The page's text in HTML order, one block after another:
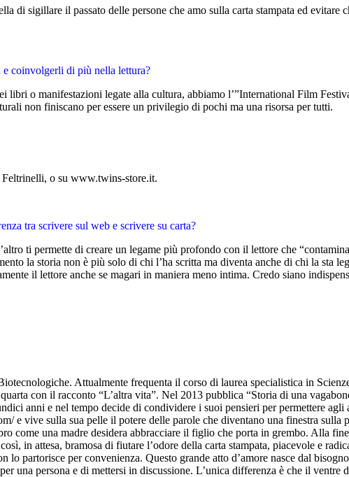
di sigillare il passato delle persone che amo sulla carta stampata ed evitare
e coinvolgerli di più nella lettura?
o manifestazioni legate alla cultura, abbiamo l’”International Film
non finiscano per essere un privilegio di pochi ma una risorsa per tutti.
o su www.twins-store.it.
tra scrivere sul web e scrivere su carta?
ti permette di creare un legame più profondo con il lettore che
la storia non è più solo di chi l’ha scritta ma diventa anche di chi la sta
il lettore anche se magari in maniera meno intima. Credo siano
Attualmente frequenta il corso di laurea specialistica in
con il racconto “L’altra vita”. Nel 2013 pubblica “Storia di una
anni e nel tempo decide di condividere i suoi pensieri per permettere agli
e vive sulla sua pelle il potere delle parole che diventano una finestra
come una madre desidera abbracciare il figlio che porta in grembo. Alla
in attesa, bramosa di fiutare l’odore della carta stampata, piacevole e
partorisce per convenienza. Questo grande atto d’amore nasce dal
una persona e di mettersi in discussione. L’unica differenza è che il ventre